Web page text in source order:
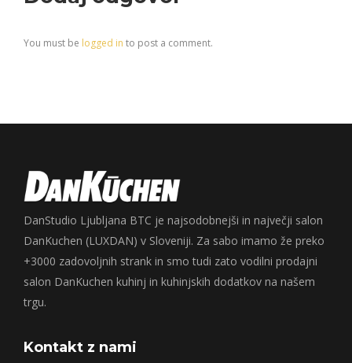
You must be logged in to post a comment.
DanStudio Ljubljana BTC je najsodobnejši in največji salon
DanKuchen (LUXDAN) v Sloveniji. Za sabo imamo že preko
+3000 zadovoljnih strank in smo tudi zato vodilni prodajni
salon DanKuchen kuhinj in kuhinjskih dodatkov na našem
trgu.
Kontakt z nami